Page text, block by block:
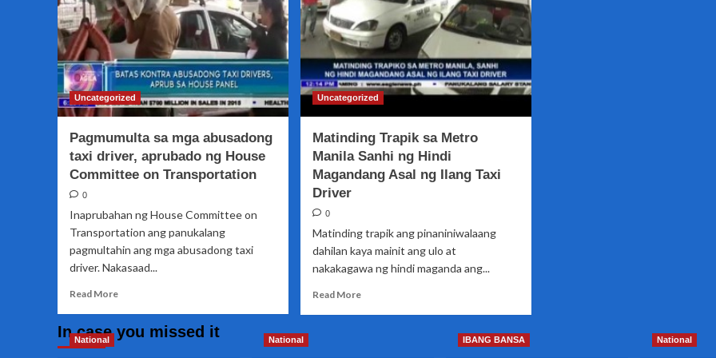
Uncategorized
Pagmumulta sa mga abusadong
taxi driver, aprubado ng House
Committee on Transportation
0
Inaprubahan ng House Committee on
Transportation ang panukalang
pagmultahin ang mga abusadong taxi
driver. Nakasaad...
Read MoreRead
Pagmumulta
Uncategorized
Matinding Trapik sa Metro
Manila Sanhi ng Hindi
Magandang Asal ng Ilang Taxi
Driver
0
Matinding trapik ang pinaniniwalaang
dahilan kaya mainit ang ulo at
nakakagawa ng hindi maganda ang...
Read MoreRead
In case you missed it
National National IBANG BANSA National